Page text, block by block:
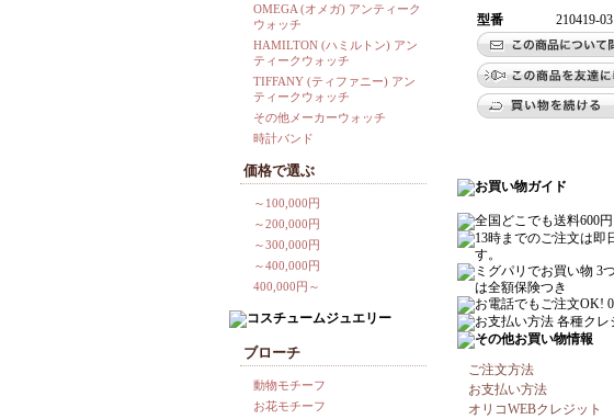
型番 210419-03
ご注文方法
お支払い方法
オリコWEBクレジット
OMEGA (オメガ) アンティーク
ウォッチ
HAMILTON (ハミルトン) アン
ティークウォッチ
TIFFANY (ティファニー) アン
ティークウォッチ
その他メーカーウォッチ
時計バンド
価格で選ぶ
～100,000円
～200,000円
～300,000円
～400,000円
400,000円～
ブローチ
動物モチーフ
お花モチーフ